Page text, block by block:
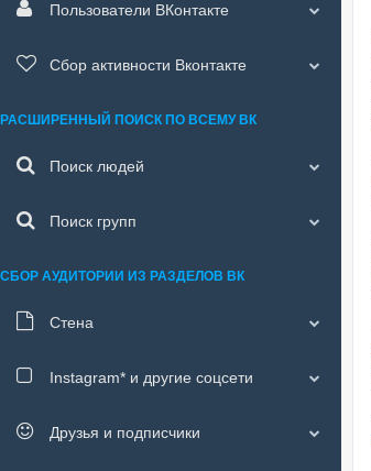
Пользователи ВКонтакте
Сбор активности Вконтакте
РАСШИРЕННЫЙ ПОИСК ПО ВСЕМУ ВК
Поиск людей
Поиск групп
СБОР АУДИТОРИИ ИЗ РАЗДЕЛОВ ВК
Стена
Instagram* и другие соцсети
Друзья и подписчики